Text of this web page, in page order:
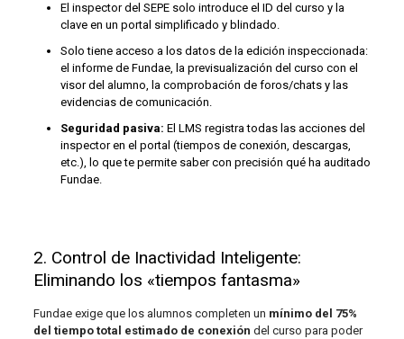
El inspector del SEPE solo introduce el ID del curso y la
clave en un portal simplificado y blindado.
Solo tiene acceso a los datos de la edición inspeccionada:
el informe de Fundae, la previsualización del curso con el
visor del alumno, la comprobación de foros/chats y las
evidencias de comunicación.
Seguridad pasiva: El LMS registra todas las acciones del
inspector en el portal (tiempos de conexión, descargas,
etc.), lo que te permite saber con precisión qué ha auditado
Fundae.
2. Control de Inactividad Inteligente:
Eliminando los «tiempos fantasma»
Fundae exige que los alumnos completen un mínimo del 75%
del tiempo total estimado de conexión del curso para poder